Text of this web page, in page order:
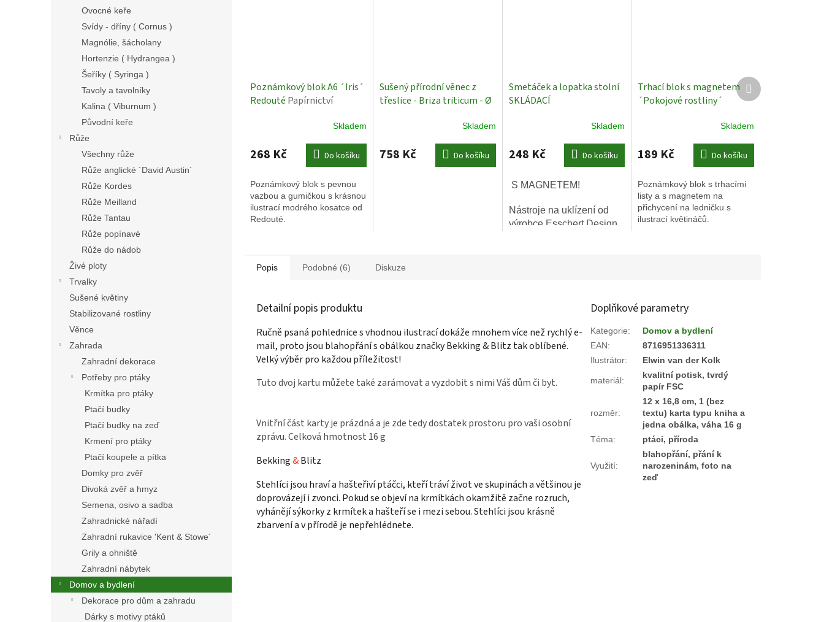
Ovocné keře
Svídy - dříny ( Cornus )
Magnólie, šácholany
Hortenzie ( Hydrangea )
Šeříky ( Syringa )
Tavoly a tavolníky
Kalina ( Viburnum )
Původní keře
Růže
Všechny růže
Růže anglické ´David Austin´
Růže Kordes
Růže Meilland
Růže Tantau
Růže popínavé
Růže do nádob
Živé ploty
Trvalky
Sušené květiny
Stabilizované rostliny
Věnce
Zahrada
Zahradní dekorace
Potřeby pro ptáky
Krmítka pro ptáky
Ptačí budky
Ptačí budky na zeď
Krmení pro ptáky
Ptačí koupele a pítka
Domky pro zvěř
Divoká zvěř a hmyz
Semena, osivo a sadba
Zahradnické nářadí
Zahradní rukavice 'Kent & Stowe´
Grily a ohniště
Zahradní nábytek
Domov a bydlení
Dekorace pro dům a zahradu
Dárky s motivy ptáků
Poznámkový blok A6 ´Iris´
Redouté Papírnictví
Skladem
268 Kč Do košíku
Poznámkový blok s pevnou
vazbou a gumičkou s krásnou
ilustrací modrého kosatce od
Redouté.
Sušený přírodní věnec z
třeslice - Briza triticum - Ø
Skladem
758 Kč Do košíku
Smetáček a lopatka stolní
SKLÁDACÍ
Skladem
248 Kč Do košíku
S MAGNETEM!
Nástroje na uklízení od
výrobce Esschert Design
Trhací blok s magnetem
´Pokojové rostliny´
Skladem
189 Kč Do košíku
Poznámkový blok s trhacími
listy a s magnetem na
přichycení na ledničku s
ilustrací květináčů.
Další
produkt
Popis Podobné (6) Diskuze
Detailní popis produktu
Ručně psaná pohlednice s vhodnou ilustrací dokáže mnohem více než rychlý e-
mail, proto jsou blahopřání s obálkou značky Bekking & Blitz tak oblíbené.
Velký výběr pro každou příležitost!
Tuto dvoj kartu můžete také zarámovat a vyzdobit s nimi Váš dům či byt.
Vnitřní část karty je prázdná a je zde tedy dostatek prostoru pro vaši osobní
zprávu. Celková hmotnost 16 g
Bekking&Blitz
Stehlíci jsou hraví a hašteřiví ptáčci, kteří tráví život ve skupinách a většinou je
doprovázejí i zvonci. Pokud se objeví na krmítkách okamžitě začne rozruch,
vyhánějí sýkorky z krmítek a hašteří se i mezi sebou. Stehlíci jsou krásně
zbarvení a v přírodě je nepřehlédnete.
Doplňkové parametry
Kategorie:
Domov a bydlení
EAN:
8716951336311
Ilustrátor: Elwin van der Kolk
materiál:
kvalitní potisk, tvrdý
papír FSC
rozměr:
12 x 16,8 cm, 1 (bez
textu) karta typu kniha a
jedna obálka, váha 16 g
Téma: ptáci, příroda
Využití:
blahopřání, přání k
narozeninám, foto na
zeď